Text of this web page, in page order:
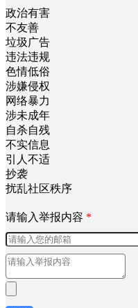
政治有害
不友善
垃圾广告
违法违规
色情低俗
涉嫌侵权
网络暴力
涉未成年
自杀自残
不实信息
引人不适
抄袭
扰乱社区秩序
请输入举报内容 *